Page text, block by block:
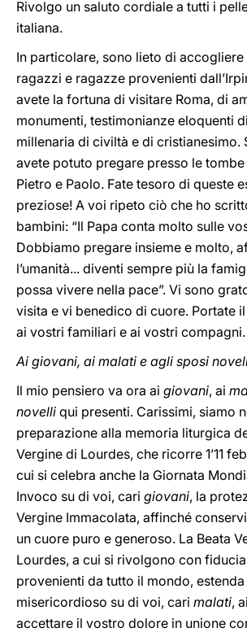
Rivolgo un saluto cordiale a tutti i
italiana.
In particolare, sono lieto di
ragazzi e ragazze provenienti
avete la fortuna di visitare Roma, di
monumenti, testimonianze eloquenti
millenaria di civiltà e di cristianesimo.
avete potuto pregare presso le
Pietro e Paolo. Fate tesoro di queste
preziose! A voi ripeto ciò che ho
bambini: “Il Papa conta molto sulle
Dobbiamo pregare insieme e molto,
l’umanità... diventi sempre più la
possa vivere nella pace”. Vi sono
visita e vi benedico di cuore. Portate
ai vostri familiari e ai vostri compagni.
Ai giovani, ai malati e agli sposi
Il mio pensiero va ora ai giovani, ai
novelli qui presenti. Carissimi, siamo
preparazione alla memoria liturgica
Vergine di Lourdes, che ricorre 1’11
cui si celebra anche la Giornata
Invoco su di voi, cari giovani, la
Vergine Immacolata, affinché
un cuore puro e generoso. La Beata
Lourdes, a cui si rivolgono con
provenienti da tutto il mondo,
misericordioso su di voi, cari malati,
accettare il vostro dolore in unione